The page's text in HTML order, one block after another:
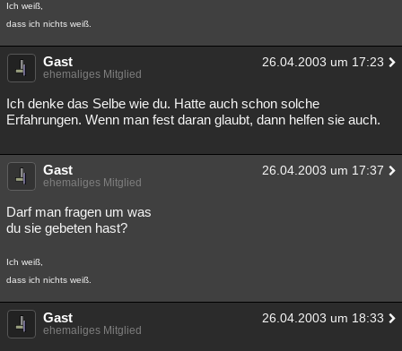
Ich weiß,
dass ich nichts weiß.
Gast 26.04.2003 um 17:23
ehemaliges Mitglied
Ich denke das Selbe wie du. Hatte auch schon solche
Erfahrungen. Wenn man fest daran glaubt, dann helfen sie auch.
Gast 26.04.2003 um 17:37
ehemaliges Mitglied
Darf man fragen um was
du sie gebeten hast?
Ich weiß,
dass ich nichts weiß.
Gast 26.04.2003 um 18:33
ehemaliges Mitglied